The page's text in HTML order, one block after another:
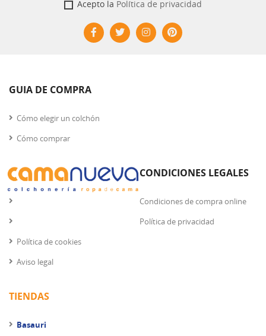
Acepto la Política de privacidad
GUIA DE COMPRA
Cómo elegir un colchón
Cómo comprar
CONDICIONES LEGALES
Condiciones de compra online
Política de privacidad
Política de cookies
Aviso legal
TIENDAS
Basauri